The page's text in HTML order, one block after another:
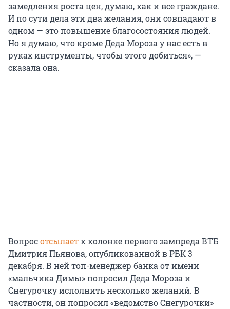
замедления роста цен, думаю, как и все граждане.
И по сути дела эти два желания, они совпадают в
одном — это повышение благосостояния людей.
Но я думаю, что кроме Деда Мороза у нас есть в
руках инструменты, чтобы этого добиться», —
сказала она.
Вопросотсылаетк колонке первого зампреда ВТБ
Дмитрия Пьянова, опубликованной в РБК 3
декабря. В ней топ-менеджер банка от имени
«мальчика Димы» попросил Деда Мороза и
Снегурочку исполнить несколько желаний. В
частности, он попросил «ведомство Снегурочки»